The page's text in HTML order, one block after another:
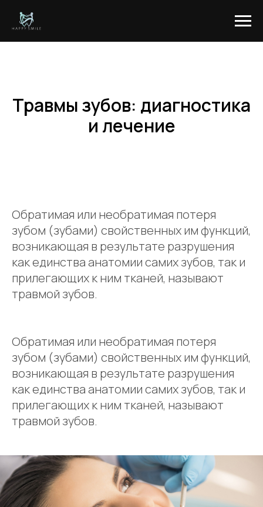
Травмы зубов: диагностика
и лечение
Обратимая или необратимая потеря
зубом (зубами) свойственных им функций,
возникающая в результате разрушения
как единства анатомии самих зубов, так и
прилегающих к ним тканей, называют
травмой зубов.
Обратимая или необратимая потеря
зубом (зубами) свойственных им функций,
возникающая в результате разрушения
как единства анатомии самих зубов, так и
прилегающих к ним тканей, называют
травмой зубов.